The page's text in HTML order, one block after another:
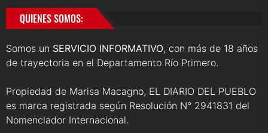
QUIENES SOMOS:
Somos un SERVICIO INFORMATIVO, con más de 18 años
de trayectoria en el Departamento Río Primero.
Propiedad de Marisa Macagno, EL DIARIO DEL PUEBLO
es marca registrada según Resolución N° 2941831 del
Nomenclador Internacional.